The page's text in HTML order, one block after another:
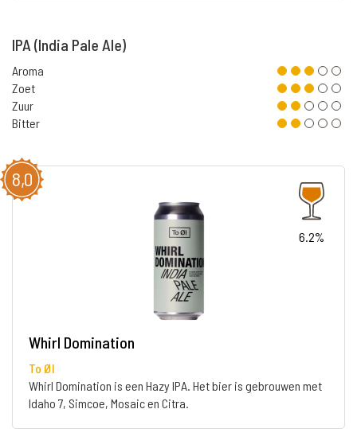
IPA (India Pale Ale)
Aroma
Zoet
Zuur
Bitter
8,0
6.2%
Whirl Domination
To Øl
Whirl Domination is een Hazy IPA. Het bier is gebrouwen met
Idaho 7, Simcoe, Mosaic en Citra.